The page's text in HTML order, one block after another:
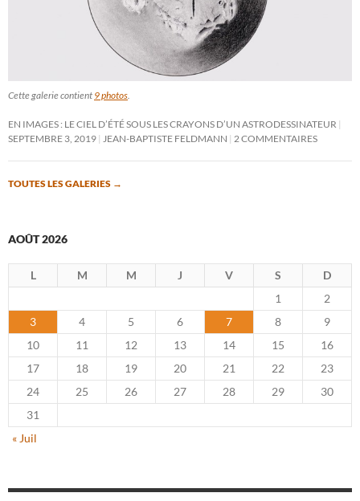
Cette galerie contient 9 photos
EN IMAGES : LE CIEL D’ÉTÉ SOUS LES CRAYONS D’UN ASTRODESSINATEUR
SEPTEMBRE 3, 2019
JEAN-BAPTISTE FELDMANN 2 COMMENTAIRES
TOUTES LES GALERIES →
AOÛT 2026
L M M J V S
D
1
2
3
4 5 6 7 8
9
10
11 12 13 14 15
16
17
18 19 20 21 22
23
24
25 26 27 28 29
30
31
« Juil